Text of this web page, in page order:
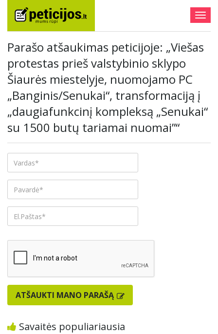
Parašo atšaukimas peticijoje: „Viešas
protestas prieš valstybinio sklypo
Šiaurės miestelyje, nuomojamo PC
„Banginis/Senukai“, transformaciją į
„daugiafunkcinį kompleksą „Senukai“
su 1500 butų tariamai nuomai”“
ATŠAUKTI MANO PARAŠĄ
Savaitės populiariausia